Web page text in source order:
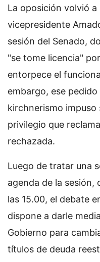
La oposición volvió
vicepresidente
sesión del Senado,
"se tome licencia"
entorpece el
embargo, ese
kirchnerismo impuso
privilegio que
rechazada.
Luego de tratar una
agenda de la sesión,
las 15.00, el debate
dispone a darle
Gobierno para
títulos de deuda